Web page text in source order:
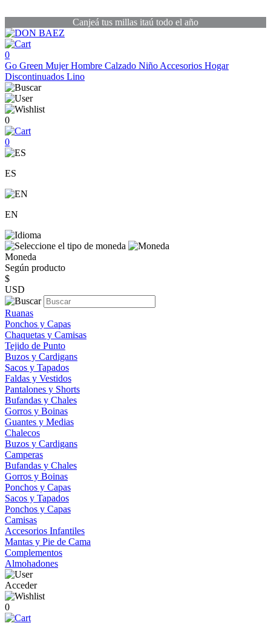
Canjeá tus millas itaú todo el año
0
Go Green MujerHombre Calzado Niño Accesorios Hogar
Discontinuados Lino
0
0
ES
EN
Moneda
Según producto
$
USD
Ruanas
Ponchos y Capas
Chaquetas y Camisas
Tejido de Punto
Buzos y Cardigans
Sacos y Tapados
Faldas y Vestidos
Pantalones y Shorts
Bufandas y Chales
Gorros y Boinas
Guantes y Medias
Chalecos
Buzos y Cardigans
Camperas
Bufandas y Chales
Gorros y Boinas
Ponchos y Capas
Sacos y Tapados
Ponchos y Capas
Camisas
Accesorios Infantiles
Mantas y Pie de Cama
Complementos
Almohadones
Acceder
0